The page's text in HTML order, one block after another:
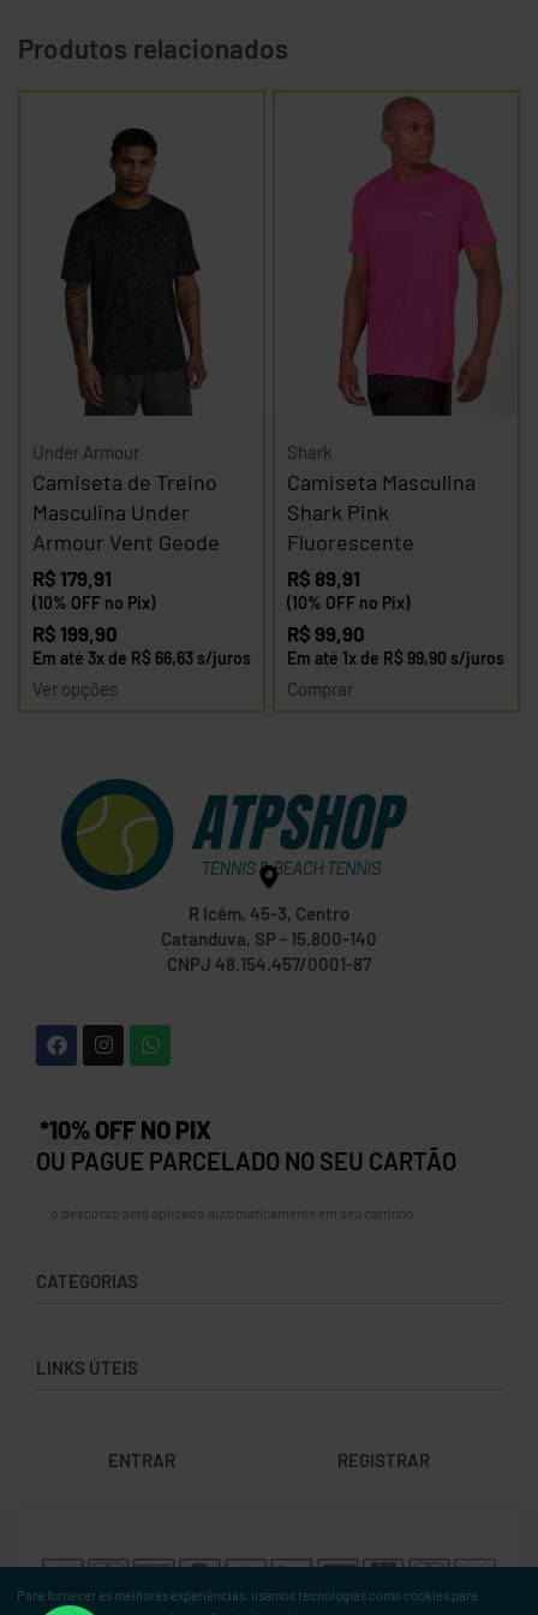
Produtos relacionados
Under Armour
Camiseta de Treino
Masculina Under
Armour Vent Geode
R$ 179,91
(10% OFF no Pix)
R$ 199,90
Em até 3x de R$ 66,63 s/juros
Ver opções
Shark
Camiseta Masculina
Shark Pink
Fluorescente
R$ 89,91
(10% OFF no Pix)
R$ 99,90
Em até 1x de R$ 99,90 s/juros
Comprar
R Icém, 45-3, Centro
Catanduva, SP - 15.800-140
CNPJ 48.154.457/0001-87
CATEGORIAS
Bolas
Vestuário
LINKS ÚTEIS
Trocas e Devoluções
Termos e Condições
ENTRAR REGISTRAR
*10% OFF NO PIX
OU PAGUE PARCELADO NO SEU CARTÃO
… o desconto será aplicado automaticamente em seu carrinho.
Para fornecer as melhores experiências, usamos tecnologias como cookies para